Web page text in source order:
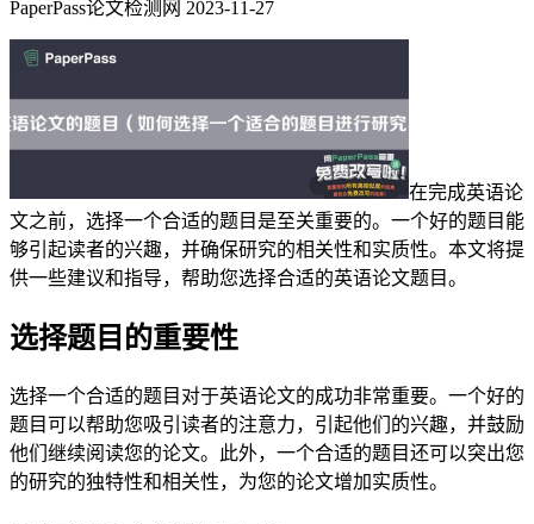
PaperPass论文检测网 2023-11-27
在完成英语论
文之前，选择一个合适的题目是至关重要的。一个好的题目能
够引起读者的兴趣，并确保研究的相关性和实质性。本文将提
供一些建议和指导，帮助您选择合适的英语论文题目。
选择题目的重要性
选择一个合适的题目对于英语论文的成功非常重要。一个好的
题目可以帮助您吸引读者的注意力，引起他们的兴趣，并鼓励
他们继续阅读您的论文。此外，一个合适的题目还可以突出您
的研究的独特性和相关性，为您的论文增加实质性。